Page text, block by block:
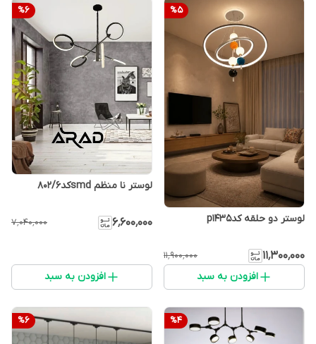
%5
لوستر دو حلقه کدp1435
۱۱٬۳۰۰٬۰۰۰ ۱۱٬۹۰۰٬۰۰۰
افزودن به سبد
%6
لوستر نا منظم smdکد۸۰۲/۶
۶٬۶۰۰٬۰۰۰ ۷٬۰۴۰٬۰۰۰
افزودن به سبد
%4
%6